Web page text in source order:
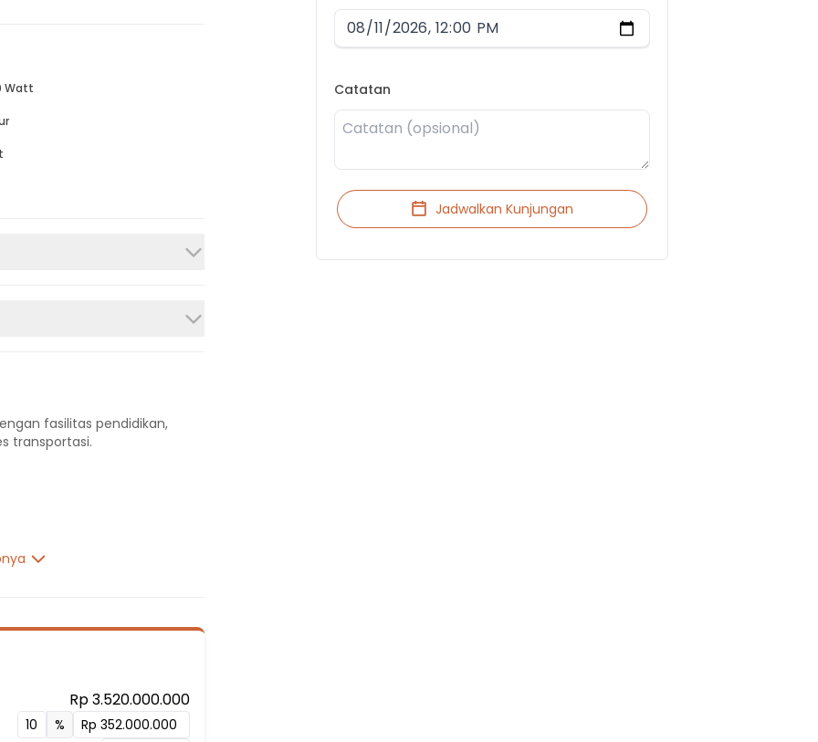
Watt
fasilitas pendidikan,
transportasi.
Rp 3.520.000.000
%
Catatan
Jadwalkan Kunjungan